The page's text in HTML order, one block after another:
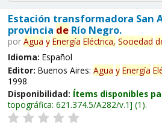
Estación transformadora San
provincia deRío Negro.
por Agua y Energía Eléctrica, Sociedad
Idioma: Español
Editor: Buenos Aires: Agua y Energía
1998
Disponibilidad: Ítems disponibles
topográfica: 621.374.5/A282/v.1 (1).